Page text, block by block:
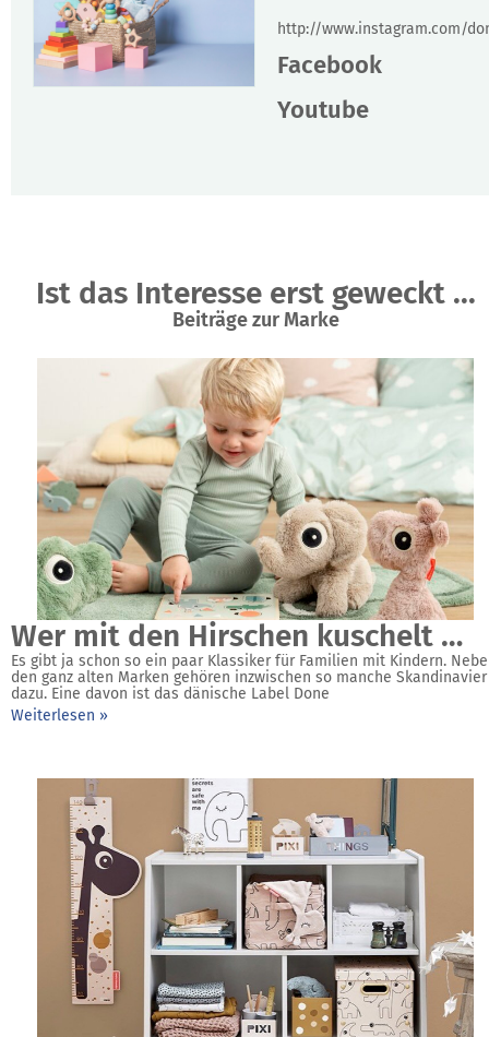
http://www.instagram.com/
Facebook
Youtube
Ist das Interesse erst geweckt ...
Beiträge zur Marke
Wer mit den Hirschen kuschelt …
Es gibt ja schon so ein paar Klassiker für Familien mit Kindern.
den ganz alten Marken gehören inzwischen so manche Skandinavier
dazu. Eine davon ist das dänische Label Done
Weiterlesen »